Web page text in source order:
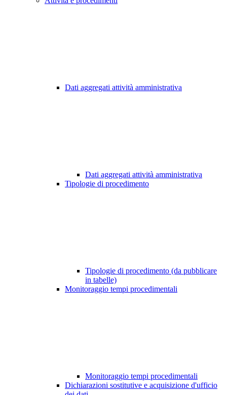
Dati aggregati attività amministrativa
Dati aggregati attività amministrativa
Tipologie di procedimento
Tipologie di procedimento (da pubblicare
in tabelle)
Monitoraggio tempi procedimentali
Monitoraggio tempi procedimentali
Dichiarazioni sostitutive e acquisizione d'ufficio